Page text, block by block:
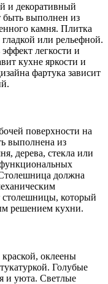
и декоративный
быть выполнен из
камня. Плитка
или рельефной.
легкости и
кухне яркости и
фартука зависит
поверхности на
выполнена из
дерева, стекла или
должна
столешницы, который
решением кухни.
оклеены
Голубые
и уюта. Светлые